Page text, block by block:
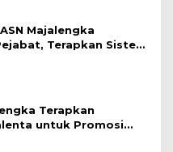
Majalengka
Terapkan Sistem
Terapkan
untuk Promosi